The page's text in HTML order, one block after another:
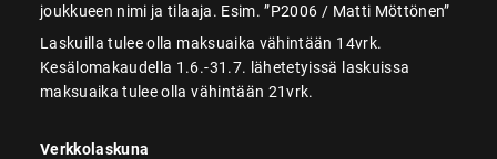
joukkueen nimi ja tilaaja. Esim. ”P2006 / Matti Möttönen”
Laskuilla tulee olla maksuaika vähintään 14vrk.
Kesälomakaudella 1.6.-31.7. lähetetyissä laskuissa
maksuaika tulee olla vähintään 21vrk.
Verkkolaskuna